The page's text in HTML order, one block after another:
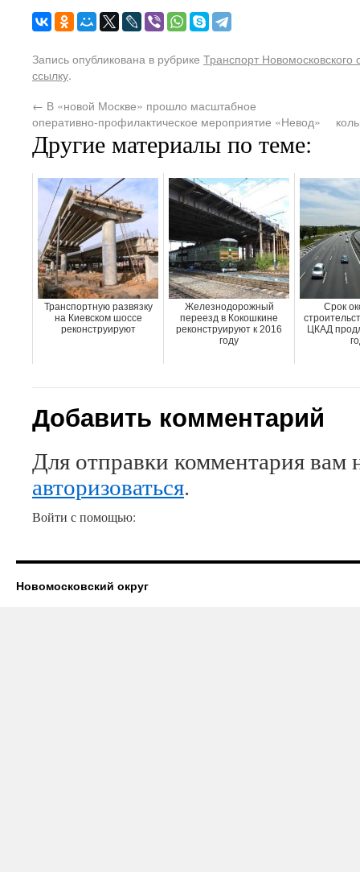
Запись опубликована в рубрике Транспорт Новомосковского
ссылку.
← В «новой Москве» прошло масштабное
оперативно-профилактическое мероприятие «Невод»
Другие материалы по теме:
Транспортную развязку
на Киевском шоссе
реконструируют
Железнодорожный
переезд в Кокошкине
реконструируют к 2016
году
Срок
ЦКАД
Добавить комментарий
Для отправки комментария вам
авторизоваться.
Войти с помощью:
Новомосковский округ